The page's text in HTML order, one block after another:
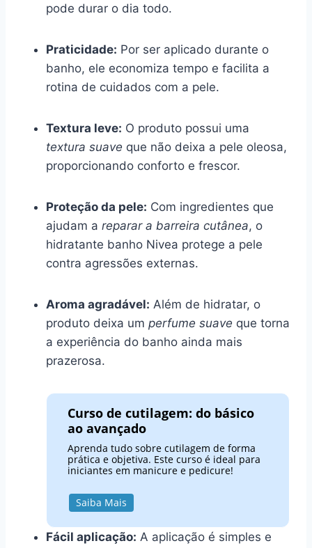
pode durar o dia todo.
Praticidade: Por ser aplicado durante o
banho, ele economiza tempo e facilita a
rotina de cuidados com a pele.
Textura leve: O produto possui uma
textura suave que não deixa a pele oleosa,
proporcionando conforto e frescor.
Proteção da pele: Com ingredientes que
ajudam a reparar a barreira cutânea, o
hidratante banho Nivea protege a pele
contra agressões externas.
Aroma agradável: Além de hidratar, o
produto deixa um perfume suave que torna
a experiência do banho ainda mais
prazerosa.
Curso de cutilagem: do básico
ao avançado
Aprenda tudo sobre cutilagem de forma
prática e objetiva. Este curso é ideal para
iniciantes em manicure e pedicure!
Saiba Mais
Fácil aplicação: A aplicação é simples e